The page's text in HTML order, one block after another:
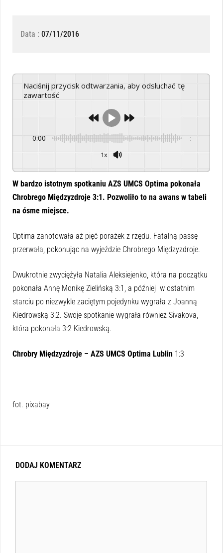
Data : 07/11/2016
Naciśnij przycisk odtwarzania, aby odsłuchać tę
zawartość
0:00 -:--
1x
W bardzo istotnym spotkaniu AZS UMCS Optima pokonała
Chrobrego Międzyzdroje 3:1. Pozwoliło to na awans w tabeli
na ósme miejsce.
Optima zanotowała aż pięć porażek z rzędu. Fatalną passę
przerwała, pokonując na wyjeździe Chrobrego Międzyzdroje.
Dwukrotnie zwyciężyła Natalia Aleksiejenko, która na początku
pokonała Annę Monikę Zielińską 3:1, a później w ostatnim
starciu po niezwykle zaciętym pojedynku wygrała z Joanną
Kiedrowską 3:2. Swoje spotkanie wygrała również Sivakova,
która pokonała 3:2 Kiedrowską.
Chrobry Międzyzdroje – AZS UMCS Optima Lublin 1:3
fot. pixabay
DODAJ KOMENTARZ